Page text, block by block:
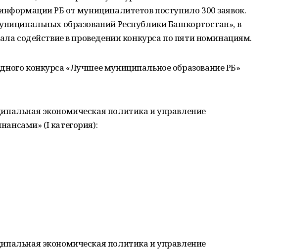
РБ от муниципалитетов поступило 300 заявок.
образований Республики Башкортостан», в
содействие в проведении конкурса по пяти номинациям.
конкурса «Лучшее муниципальное образование РБ»
экономическая политика и управление
(I категория):
экономическая политика и управление